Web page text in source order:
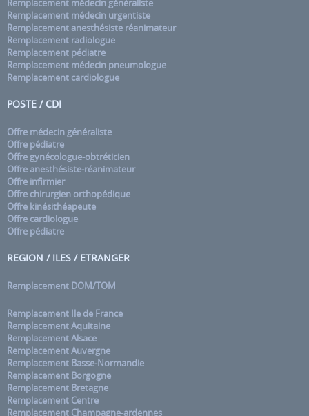
Remplacement médecin généraliste
Remplacement médecin urgentiste
Remplacement anesthésiste réanimateur
Remplacement radiologue
Remplacement pédiatre
Remplacement médecin pneumologue
Remplacement cardiologue
POSTE / CDI
Offre médecin généraliste
Offre pédiatre
Offre gynécologue-obtréticien
Offre anesthésiste-réanimateur
Offre infirmier
Offre chirurgien orthopédique
Offre kinésithéapeute
Offre cardiologue
Offre pédiatre
REGION / ILES / ETRANGER
Remplacement DOM/TOM
Remplacement Ile de France
Remplacement Aquitaine
Remplacement Alsace
Remplacement Auvergne
Remplacement Basse-Normandie
Remplacement Borgogne
Remplacement Bretagne
Remplacement Centre
Remplacement Champagne-ardennes